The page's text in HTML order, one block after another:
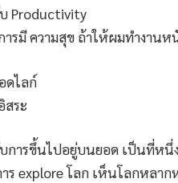
Productivity
รมี ความสุข ถ้าให้ผมทำงาน
ดไลก์
สระ
การขึ้นไปอยู่บนยอด เป็นที่หนึ่
ร explore โลก เห็นโลกหลาก